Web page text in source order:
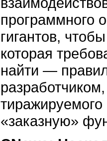
программного
гигантов,
которая
найти —
тиражируемого
«заказную»